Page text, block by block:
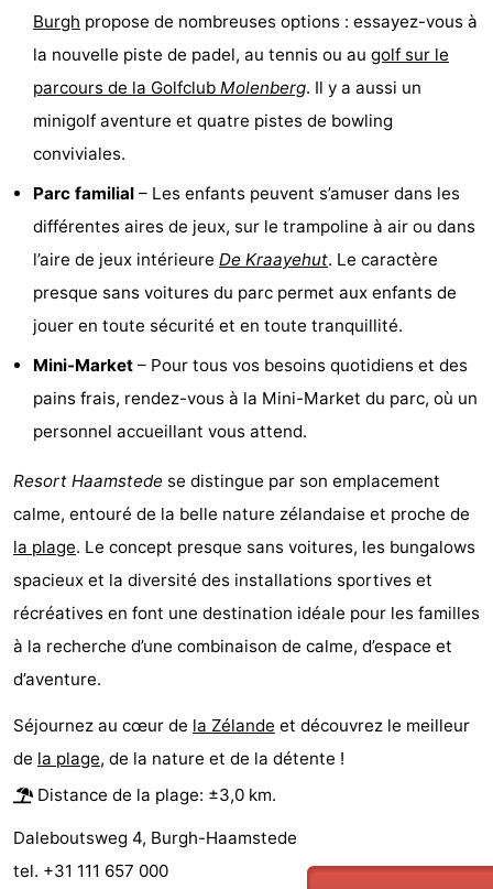
Faire
Randonnée
Équitation
Terrains
de
golf
-
Surfen
Peche
Sportive
Equitation
Immersion
des
phoques
Boire
et
Événements
Forum
-
Stationnement
Courtier
Médicales
Région
Hollande-
Burgh propose de nombreuses options : essayez-vous à
la nouvelle piste de padel, au tennis ou au golf sur le
parcours de la Golfclub Molenberg. Il y a aussi un
minigolf aventure et quatre pistes de bowling
conviviales.
Parc familial – Les enfants peuvent s’amuser dans les
différentes aires de jeux, sur le trampoline à air ou dans
l’aire de jeux intérieure De Kraayehut. Le caractère
presque sans voitures du parc permet aux enfants de
jouer en toute sécurité et en toute tranquillité.
Mini-Market – Pour tous vos besoins quotidiens et des
pains frais, rendez-vous à la Mini-Market du parc, où un
personnel accueillant vous attend.
Resort Haamstede se distingue par son emplacement
calme, entouré de la belle nature zélandaise et proche de
la plage. Le concept presque sans voitures, les bungalows
spacieux et la diversité des installations sportives et
récréatives en font une destination idéale pour les familles
à la recherche d’une combinaison de calme, d’espace et
d’aventure.
Séjournez au cœur de la Zélande et découvrez le meilleur
de la plage, de la nature et de la détente !
Distance de la plage: ±3,0 km.
Daleboutsweg 4, Burgh-Haamstede
tel. +31 111 657 000